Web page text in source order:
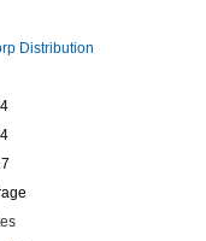
Distribution